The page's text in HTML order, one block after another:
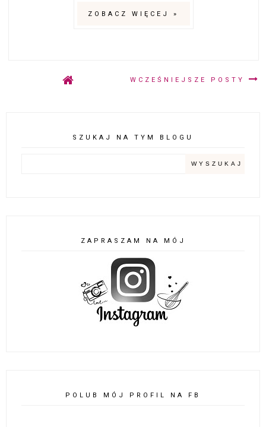
ZOBACZ WIĘCEJ »
WCZEŚNIEJSZE POSTY
SZUKAJ NA TYM BLOGU
ZAPRASZAM NA MÓJ
POLUB MÓJ PROFIL NA FB